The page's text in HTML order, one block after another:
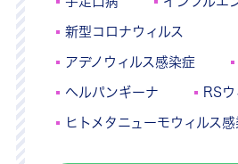
新型コロナウィルス
アデノウィルス感染症
ヘルパンギーナ RS
ヒトメタニューモウィルス感